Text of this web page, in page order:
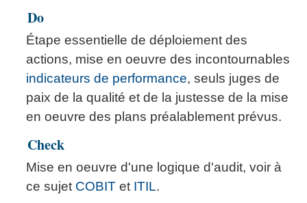
Do
Étape essentielle de déploiement des
actions, mise en oeuvre des incontournables
indicateurs de performance, seuls juges de
paix de la qualité et de la justesse de la mise
en oeuvre des plans préalablement prévus.
Check
Mise en oeuvre d'une logique d'audit, voir à
ce sujet COBIT et ITIL.